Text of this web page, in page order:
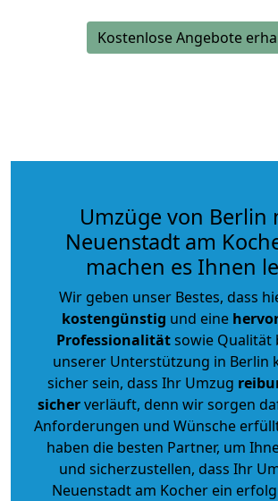
Kostenlose Angebote
Umzüge von Berlin
Neuenstadt am
machen es Ihnen
Wir geben unser Bestes, dass
kostengünstig und eine
Professionalitätsowie Qualität
unserer Unterstützung in Berlin
sicher sein, dass Ihr Umzug
sicherverläuft, denn wir sorgen
Anforderungen und Wünsche
haben die besten Partner, um
und sicherzustellen, dass Ihr
Neuenstadt am Kocher ein